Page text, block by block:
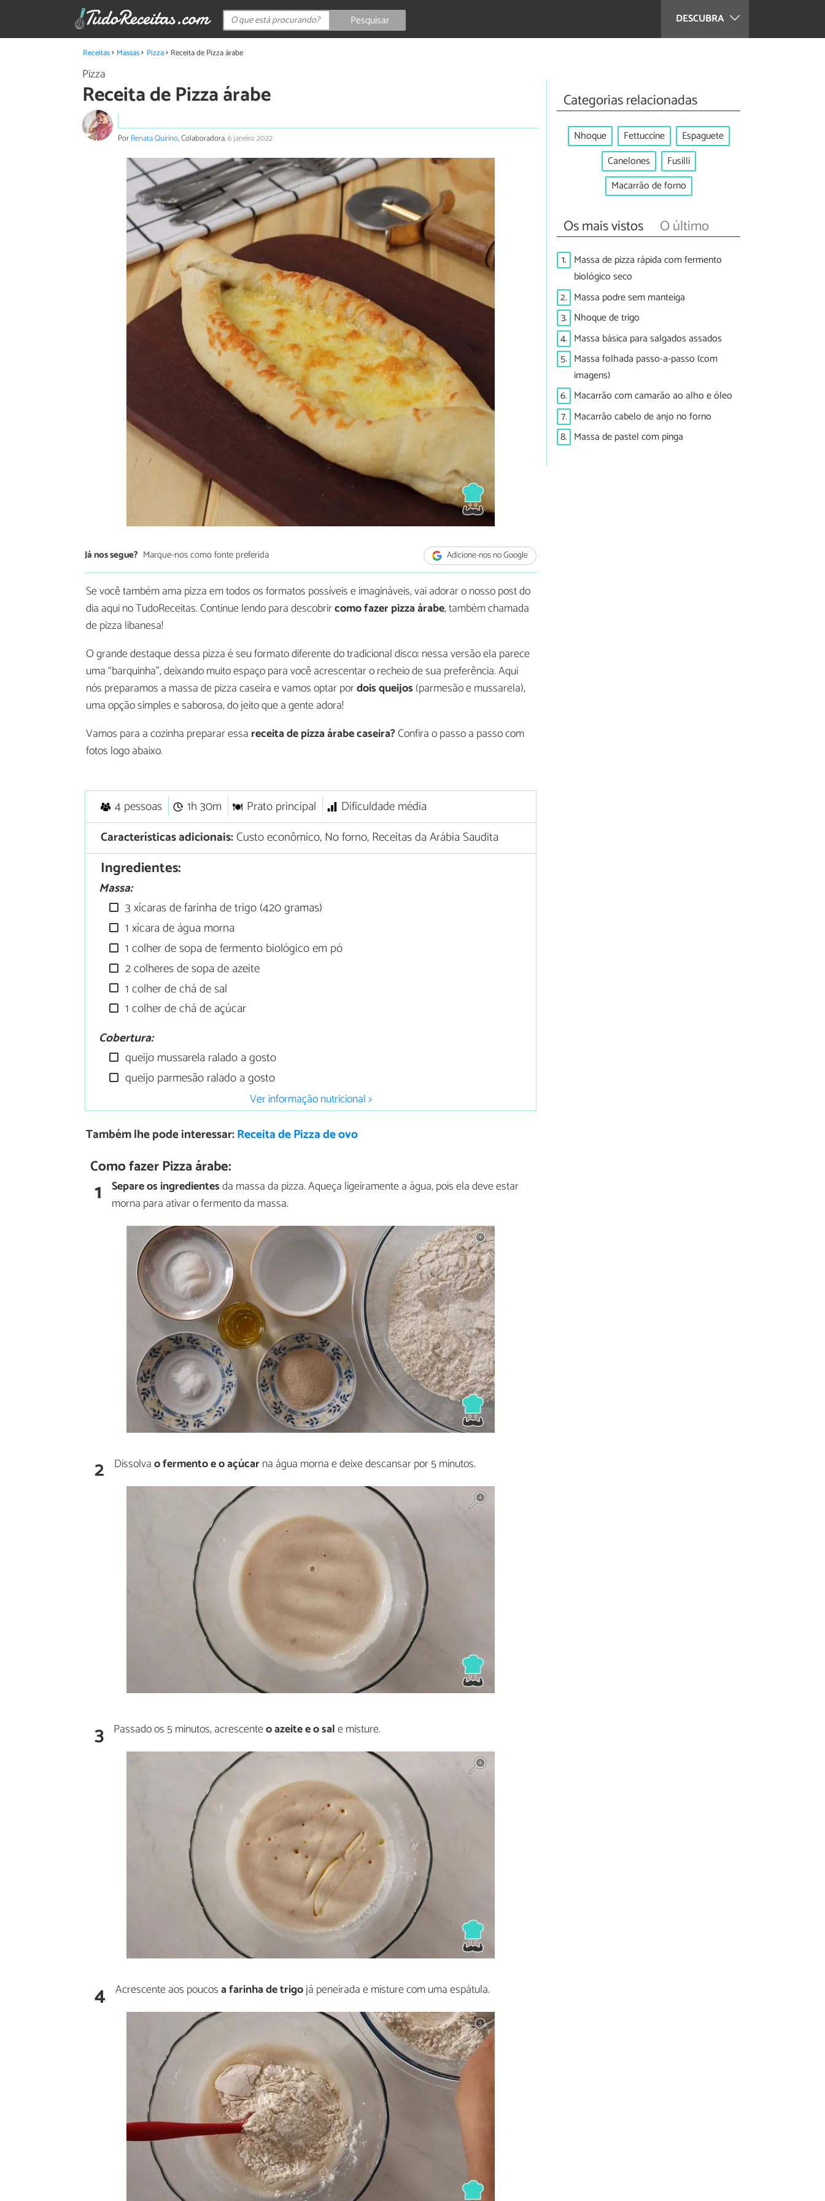
DESCUBRA
Pesquisar
Receitas Massas Pizza Receita de Pizza árabe
Pizza
Receita de Pizza árabe
PorRenata Quirino, Colaboradora.6 janeiro 2022
Já nos segue? Marque-nos como fonte preferida Adicione-nos no Google
Se você também ama pizza em todos os formatos possíveis e imagináveis, vai adorar o nosso post do
dia aqui no TudoReceitas. Continue lendo para descobrircomo fazer pizza árabe, também chamada
de pizza libanesa!
O grande destaque dessa pizza é seu formato diferente do tradicional disco: nessa versão ela parece
uma “barquinha”, deixando muito espaço para você acrescentar o recheio de sua preferência. Aqui
nós preparamos a massa de pizza caseira e vamos optar pordois queijos (parmesão e mussarela),
uma opção simples e saborosa, do jeito que a gente adora!
Vamos para a cozinha preparar essa receita de pizza árabe caseira?Confira o passo a passo com
fotos logo abaixo.
4 pessoas 1h 30m Prato principal
Dificuldade média
Características adicionais:Custo econômico, No forno, Receitas da Arábia Saudita
Ingredientes:
Massa:
3 xícaras de farinha de trigo (420 gramas)
1 xícara de água morna
1 colher de sopa de fermento biológico em pó
2 colheres de sopa de azeite
1 colher de chá de sal
1 colher de chá de açúcar
Cobertura:
queijo mussarela ralado a gosto
queijo parmesão ralado a gosto
Ver informação nutricional >
Também lhe pode interessar:Receita de Pizza de ovo
Como fazer Pizza árabe:
1 Separe os ingredientesda massa da pizza. Aqueça ligeiramente a água, pois ela deve estar
morna para ativar o fermento da massa.
2 Dissolvao fermento e o açúcarna água morna e deixe descansar por 5 minutos.
3 Passado os 5 minutos, acrescenteo azeite e o sale misture.
4 Acrescente aos poucosa farinha de trigojá peneirada e misture com uma espátula.
Categorias relacionadas
Nhoque Fettuccine
Espaguete
Canelones
Fusilli
Macarrão de forno
Os mais vistos O último
1. Massa de pizza rápida com fermento
biológico seco
2. Massa podre sem manteiga
3. Nhoque de trigo
4. Massa básica para salgados assados
5. Massa folhada passo-a-passo (com
imagens)
6. Macarrão com camarão ao alho e óleo
7. Macarrão cabelo de anjo no forno
8. Massa de pastel com pinga